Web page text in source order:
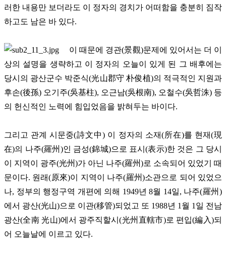
러한 내용만 보더라도 이 정자의 경치가 어떠함을 충분히 짐작
하고도 남은 바 있다.
이 때문에 경관(景觀)문제에 있어서는 더 이
상의 설명을 생략하고 이 정자의 오늘이 있게 된 그 배후에는
당시의 광산군수 박준식(光山郡守 朴俊植)의 적극적인 지원과
후손(後孫) 오기주(吳基柱), 오근남(吳根南), 오철수(吳哲洙) 등
의 헌신적인 노력에 힘입었음을 밝혀두는 바이다.
그리고 관계 시문중(詩文中) 이 정자의 소재(所在)를 현재(現
在)의 나주(羅州)인 금성(錦城)으로 표시(表示)한 것은 그 당시
이 지역이 광주(光州)가 아닌 나주(羅州)로 소속되어 있었기 때
문이다. 원래(原來)이 지역이 나주(羅州)소관으로 되어 있었으
나, 정부의 행정구역 개편에 의해 1949년 8월 14일, 나주(羅州)
에서 광산(光山)으로 이관(移管)되었고 또 1988년 1월 1일 전남
광산(全南 光山)에서 광주직할시(光州直轄市)로 편입(編入)되
어 오늘날에 이르고 있다.